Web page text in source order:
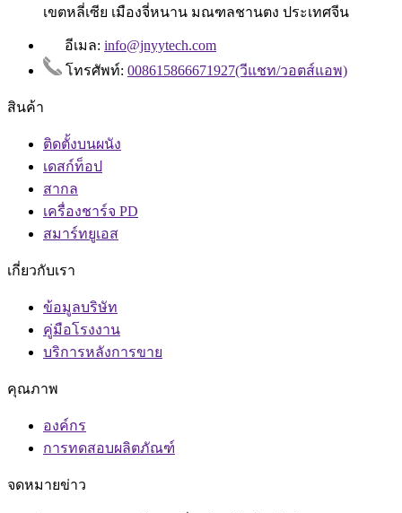
เขตหลี่เซีย เมืองจี่หนาน มณฑลชานตง ประเทศจีน
อีเมล: info@jnyytech.com
โทรศัพท์: 008615866671927(วีแชท/วอตส์แอพ)
สินค้า
ติดตั้งบนผนัง
เดสก์ท็อป
สากล
เครื่องชาร์จ PD
สมาร์ทยูเอส
เกี่ยวกับเรา
ข้อมูลบริษัท
คู่มือโรงงาน
บริการหลังการขาย
คุณภาพ
องค์กร
การทดสอบผลิตภัณฑ์
จดหมายข่าว